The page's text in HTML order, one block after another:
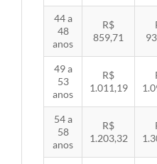
44 a
48
anos
R$
859,71
49 a
53
anos
R$
1.011,19
54 a
58
anos
R$
1.203,32